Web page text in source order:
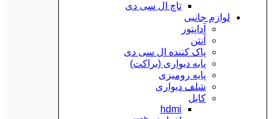
تاچ ال سی دی
لوازم جانبی
آداپتور
آنتن
پاک کننده ال سی دی
پایه دیواری (براکت)
پایه رومیزی
شلف دیواری
کابل
hdmi